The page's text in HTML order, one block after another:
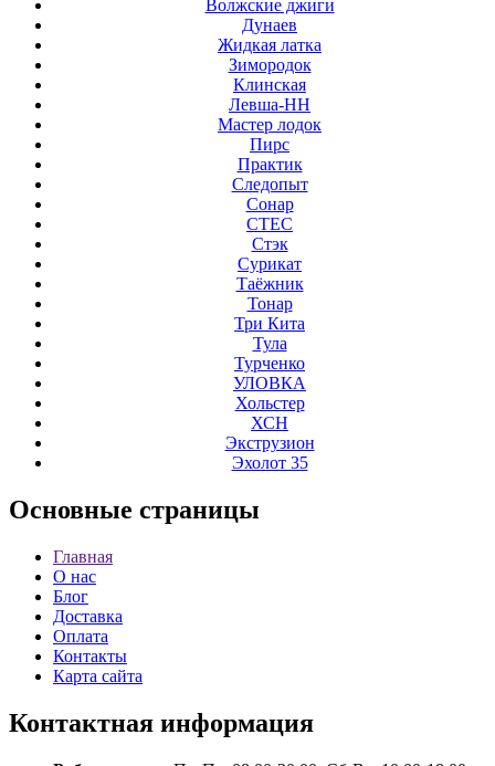
Волжские джиги
Дунаев
Жидкая латка
Зимородок
Клинская
Левша-НН
Мастер лодок
Пирс
Практик
Следопыт
Сонар
СТЕС
Стэк
Сурикат
Таёжник
Тонар
Три Кита
Тула
Турченко
УЛОВКА
Хольстер
ХСН
Экструзион
Эхолот 35
Основные страницы
Главная
О нас
Блог
Доставка
Оплата
Контакты
Карта сайта
Контактная информация